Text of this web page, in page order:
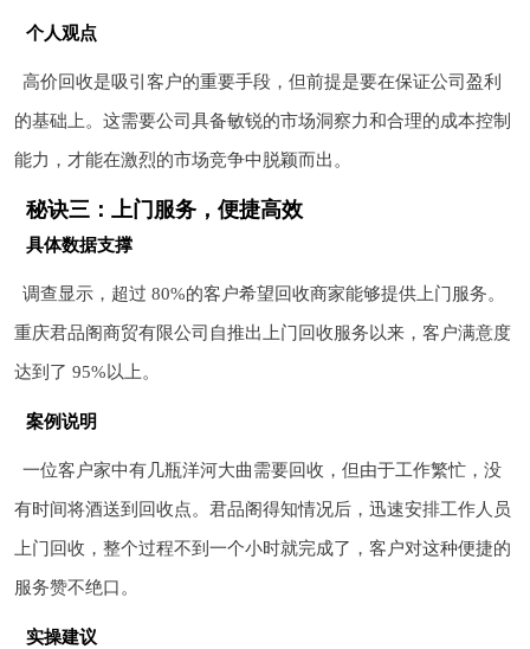
个人观点
高价回收是吸引客户的重要手段，但前提是要在保证公司盈利
的基础上。这需要公司具备敏锐的市场洞察力和合理的成本控制
能力，才能在激烈的市场竞争中脱颖而出。
秘诀三：上门服务，便捷高效
具体数据支撑
调查显示，超过 80%的客户希望回收商家能够提供上门服务。
重庆君品阁商贸有限公司自推出上门回收服务以来，客户满意度
达到了 95%以上。
案例说明
一位客户家中有几瓶洋河大曲需要回收，但由于工作繁忙，没
有时间将酒送到回收点。君品阁得知情况后，迅速安排工作人员
上门回收，整个过程不到一个小时就完成了，客户对这种便捷的
服务赞不绝口。
实操建议